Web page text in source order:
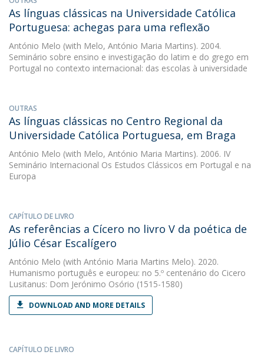
As línguas clássicas na Universidade Católica
Portuguesa: achegas para uma reflexão
António Melo (with Melo, António Maria Martins). 2004.
Seminário sobre ensino e investigação do latim e do grego em
Portugal no contexto internacional: das escolas à universidade
OUTRAS
As línguas clássicas no Centro Regional da
Universidade Católica Portuguesa, em Braga
António Melo (with Melo, António Maria Martins). 2006. IV
Seminário Internacional Os Estudos Clássicos em Portugal e na
Europa
CAPÍTULO DE LIVRO
As referências a Cícero no livro V da poética de
Júlio César Escalígero
António Melo (with António Maria Martins Melo). 2020.
Humanismo português e europeu: no 5.º centenário do Cicero
Lusitanus: Dom Jerónimo Osório (1515-1580)
DOWNLOAD AND MORE DETAILS
CAPÍTULO DE LIVRO